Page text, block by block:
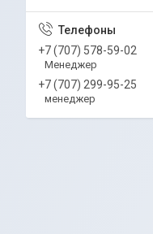
+7 (707) 578-59-02
Менеджер
+7 (707) 299-95-25
менеджер